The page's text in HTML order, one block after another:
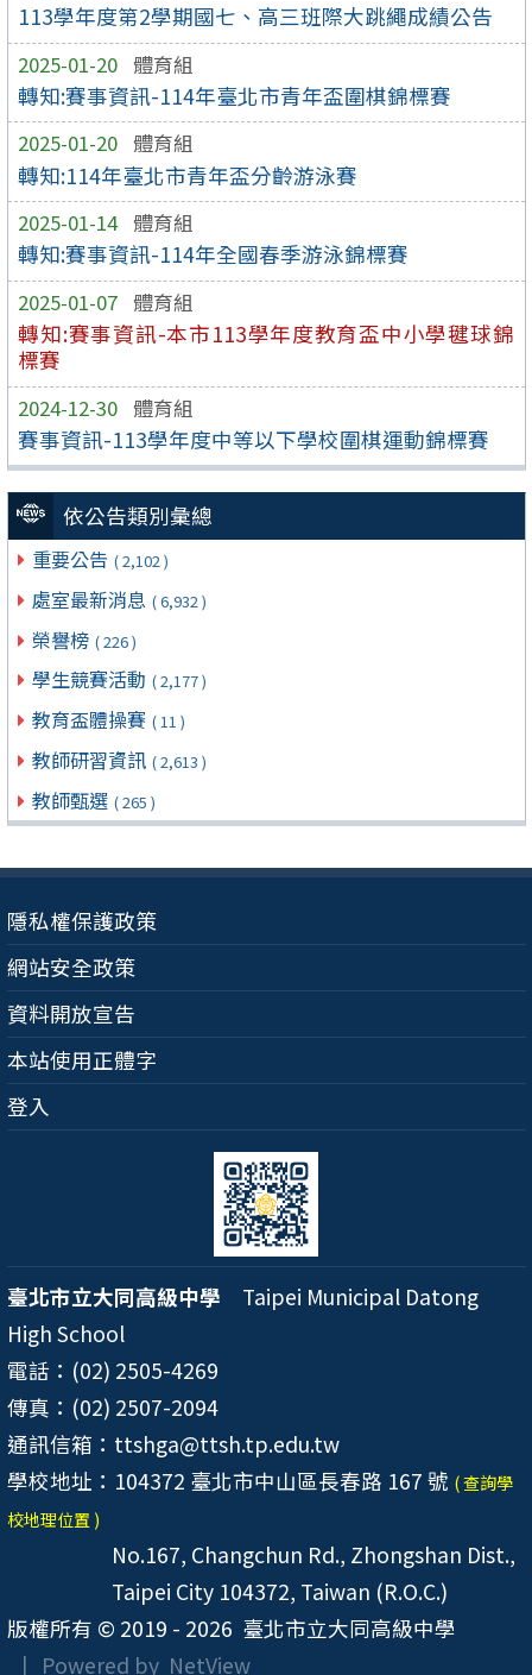
113學年度第2學期國七、高三班際大跳繩成績公告
2025-01-20 體育組
轉知:賽事資訊-114年臺北市青年盃圍棋錦標賽
2025-01-20 體育組
轉知:114年臺北市青年盃分齡游泳賽
2025-01-14 體育組
轉知:賽事資訊-114年全國春季游泳錦標賽
2025-01-07 體育組
轉知:賽事資訊-本市113學年度教育盃中小學毽球錦
標賽
2024-12-30 體育組
賽事資訊-113學年度中等以下學校圍棋運動錦標賽
依公告類別彙總
重要公告 ( 2,102 )
處室最新消息 ( 6,932 )
榮譽榜 ( 226 )
學生競賽活動 ( 2,177 )
教育盃體操賽 ( 11 )
教師研習資訊 ( 2,613 )
教師甄選 ( 265 )
隱私權保護政策
網站安全政策
資料開放宣告
本站使用正體字
登入
臺北市立大同高級中學 Taipei Municipal Datong
High School
電話：(02) 2505-4269
傳真：(02) 2507-2094
通訊信箱：ttshga@ttsh.tp.edu.tw
學校地址：104372 臺北市中山區長春路 167 號 ( 查詢學
校地理位置 )
No.167, Changchun Rd., Zhongshan Dist.,
Taipei City 104372, Taiwan (R.O.C.)
版權所有 © 2019 - 2026 臺北市立大同高級中學
| Powered by NetView